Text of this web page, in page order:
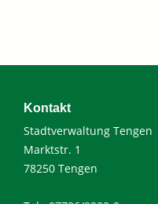
Kontakt
Stadtverwaltung Tengen
Marktstr. 1
78250 Tengen